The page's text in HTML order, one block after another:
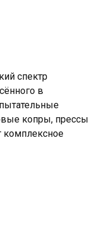
спектр
в
копры, прессы
комплексное